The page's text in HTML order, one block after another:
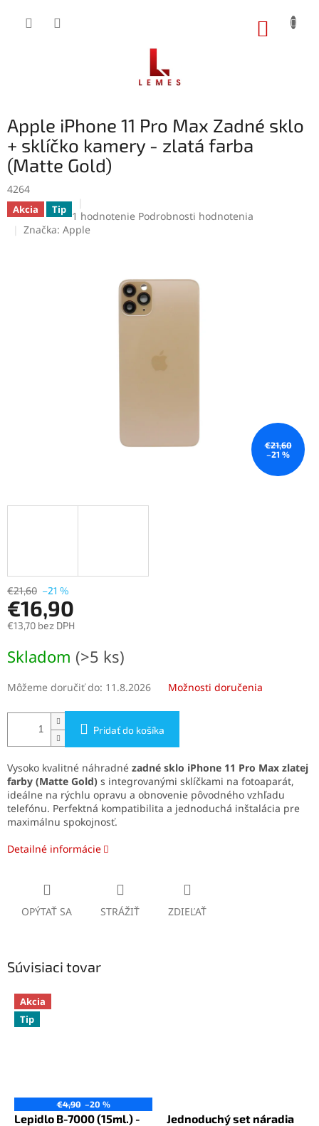
Apple iPhone 11 Pro Max Zadné sklo
+ sklíčko kamery - zlatá farba
(Matte Gold)
4264
Akcia Tip Priemerné
hodnotenie
hviezdičiek.
1 hodnotenie Podrobnosti hodnotenia
Značka: Apple
€21,60
–21 %
€21,60 –21 %
€16,90
€13,70 bez DPH
cena:
Skladom (>5 ks)
Môžeme doručiť do: 11.8.2026 Možnosti doručenia
Pridať do košíka
Vysoko kvalitné náhradné zadné sklo iPhone 11 Pro Max zlatej
farby (Matte Gold) s integrovanými sklíčkami na fotoaparát,
ideálne na rýchlu opravu a obnovenie pôvodného vzhľadu
telefónu. Perfektná kompatibilita a jednoduchá inštalácia pre
maximálnu spokojnosť.
Detailné informácie
OPÝTAŤ SA STRÁŽIŤ ZDIEĽAŤ
Súvisiaci tovar
Akcia
Tip
€4,90 –20 %
Lepidlo B-7000 (15ml.) -
Jednoduchý set náradia